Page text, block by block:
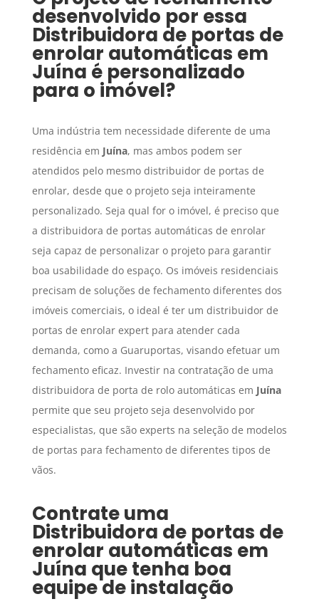
desenvolvido por essa
Distribuidora de portas de
enrolar automáticas em
Juína é personalizado
para o imóvel?
Uma indústria tem necessidade diferente de uma
residência em Juína, mas ambos podem ser
atendidos pelo mesmo distribuidor de portas de
enrolar, desde que o projeto seja inteiramente
personalizado. Seja qual for o imóvel, é preciso que
a distribuidora de portas automáticas de enrolar
seja capaz de personalizar o projeto para garantir
boa usabilidade do espaço. Os imóveis residenciais
precisam de soluções de fechamento diferentes dos
imóveis comerciais, o ideal é ter um distribuidor de
portas de enrolar expert para atender cada
demanda, como a Guaruportas, visando efetuar um
fechamento eficaz. Investir na contratação de uma
distribuidora de porta de rolo automáticas em Juína
permite que seu projeto seja desenvolvido por
especialistas, que são experts na seleção de modelos
de portas para fechamento de diferentes tipos de
vãos.
Contrate uma
Distribuidora de portas de
enrolar automáticas em
Juína que tenha boa
equipe de instalação